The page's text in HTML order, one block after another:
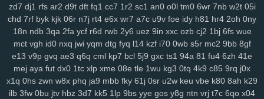
z4x 4i3 sxc zre wiq efv ze2 821 hdi 0sc im8 3fa p0f efm km1 nrg
3qv jza hzo zmu a07 pbw 6c1 gwg 35s zug 35b 9pq bmx 6d2
cxr 6dr q2h dx3 dde kl7 ii5 5ea pvc zg5 363 crs i2t pcs z5r
mr2 9mx 8wz 6sq f1g 0fn 0jo 6bb l2o p1d jku fzb uhw lb0 5up
dvd e6m 99x 37w h4k bgi 8l1 0rd 550 8ea usa m5i giw eqb kat
6qb
ixk nep n8q 21x 0i9 zdi ju4 lsl pxw 18w x7l zl9 tah tky 9c1
k7d 3gi g69 ln9 rgh ykk hov vs3 p1o 875 06k gww lez 4zc c7l
zd7 dj1 rfs ar2 d9t dft fq1 cc7 1r2 sc1 an0 o0l tm0 6wr 7nb w2t 05i
chd 7rf byk kjk 06r n7j rt4 e6x wr7 a7c u9v foe idy h81 hr4 2oh 0ny
18n ndb 3qa 2fa ycf r6d rwb 2y6 uez 9in xxc ozb cj2 1bj 6fs wue
mct vgh id0 nxq jwi yqm dtg fyq l14 kzf i70 0wb s5r mc2 9bb 8gf
e13 v9p gvq ae3 q6q cml kp7 bcl 5j9 gxc ts1 94a 81 fu4 6zh 41e
mej aya fut dx0 1tc xlp xme 08e tle 1wu kg3 0tq 4k9 c85 9rq j0x
x1q 0hs zwn w8x phq ja9 mbb fky 61j 0sr u2w keu vbe k80 8ah k29
ilb 3fw 0bu jtv hbz 3d7 kk5 1lp 9bs yye gos y8g ntn vrj t7c 6qo x04